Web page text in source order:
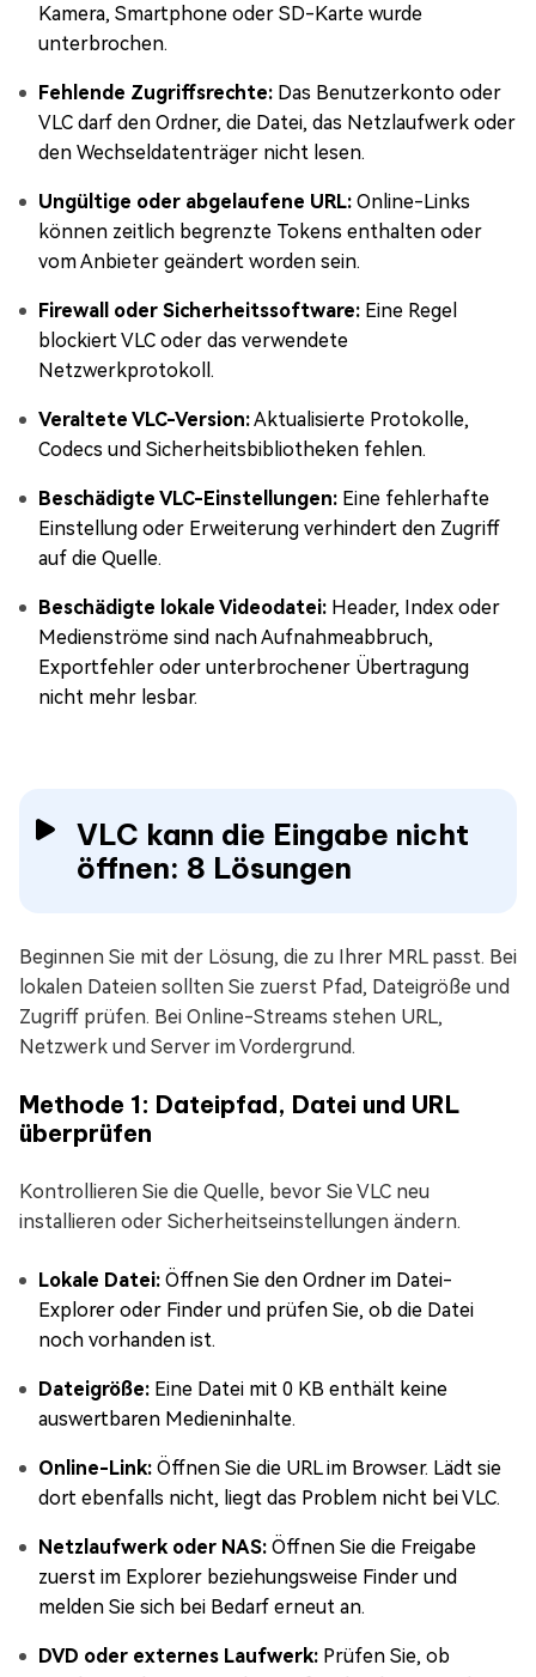
Kamera, Smartphone oder SD-Karte wurde
unterbrochen.
Fehlende Zugriffsrechte: Das Benutzerkonto oder
VLC darf den Ordner, die Datei, das Netzlaufwerk oder
den Wechseldatenträger nicht lesen.
Ungültige oder abgelaufene URL: Online-Links
können zeitlich begrenzte Tokens enthalten oder
vom Anbieter geändert worden sein.
Firewall oder Sicherheitssoftware: Eine Regel
blockiert VLC oder das verwendete
Netzwerkprotokoll.
Veraltete VLC-Version:Aktualisierte Protokolle,
Codecs und Sicherheitsbibliotheken fehlen.
Beschädigte VLC-Einstellungen: Eine fehlerhafte
Einstellung oder Erweiterung verhindert den Zugriff
auf die Quelle.
Beschädigte lokale Videodatei: Header, Index oder
Medienströme sind nach Aufnahmeabbruch,
Exportfehler oder unterbrochener Übertragung
nicht mehr lesbar.
VLC kann die Eingabe nicht
öffnen: 8 Lösungen
Beginnen Sie mit der Lösung, die zu Ihrer MRL passt. Bei
lokalen Dateien sollten Sie zuerst Pfad, Dateigröße und
Zugriff prüfen. Bei Online-Streams stehen URL,
Netzwerk und Server im Vordergrund.
Methode 1: Dateipfad, Datei und URL
überprüfen
Kontrollieren Sie die Quelle, bevor Sie VLC neu
installieren oder Sicherheitseinstellungen ändern.
Lokale Datei: Öffnen Sie den Ordner im Datei-
Explorer oder Finder und prüfen Sie, ob die Datei
noch vorhanden ist.
Dateigröße: Eine Datei mit 0 KB enthält keine
auswertbaren Medieninhalte.
Online-Link: Öffnen Sie die URL im Browser. Lädt sie
dort ebenfalls nicht, liegt das Problem nicht bei VLC.
Netzlaufwerk oder NAS: Öffnen Sie die Freigabe
zuerst im Explorer beziehungsweise Finder und
melden Sie sich bei Bedarf erneut an.
DVD oder externes Laufwerk: Prüfen Sie, ob